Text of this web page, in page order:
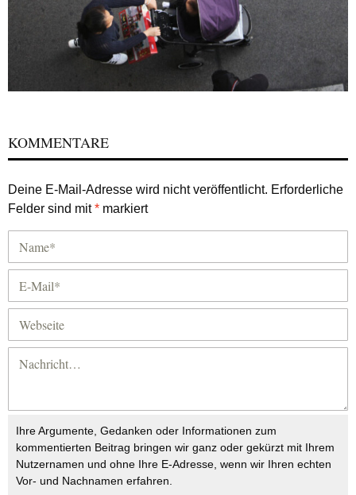
KOMMENTARE
Deine E-Mail-Adresse wird nicht veröffentlicht. Erforderliche
Felder sind mit* markiert
Ihre Argumente, Gedanken oder Informationen zum
kommentierten Beitrag bringen wir ganz oder gekürzt mit Ihrem
Nutzernamen und ohne Ihre E-Adresse, wenn wir Ihren echten
Vor- und Nachnamen erfahren.